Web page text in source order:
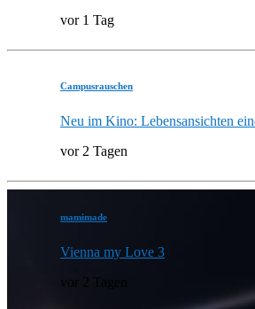
vor 1 Tag
Campusrauschen
Neu im Kino: Lebensansichten
vor 2 Tagen
mamimade
Vienna my Love 3
vor 2 Tagen